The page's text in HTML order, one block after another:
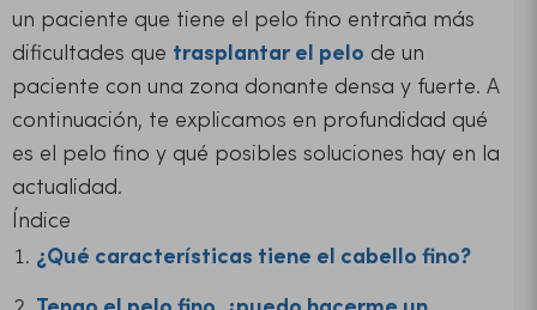
un paciente que tiene el pelo fino entraña más
dificultades que trasplantar el pelo de un
paciente con una zona donante densa y fuerte. A
continuación, te explicamos en profundidad qué
es el pelo fino y qué posibles soluciones hay en la
actualidad.
Índice
¿Qué características tiene el cabello fino?